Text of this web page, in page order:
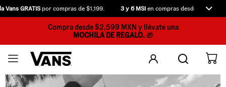
GRATISpor compras de $1,199. 3 y 6 MSIen compras desde $2,599.
Compra desde $2,599 MXN y llévate una
MOCHILA DE REGALO.🎁